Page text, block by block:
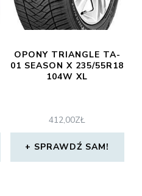
OPONY TRIANGLE TA-
01 SEASON X 235/55R18
104W XL
412,00ZŁ
SPRAWDŹ SAM!